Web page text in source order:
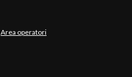
Area operatori